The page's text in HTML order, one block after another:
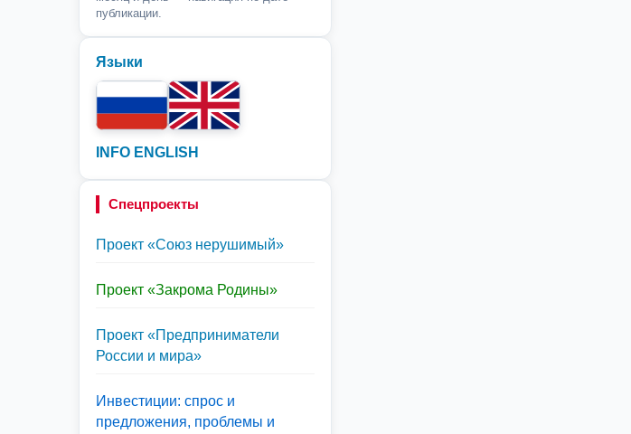
публикации.
Языки
INFO ENGLISH
Спецпроекты
Проект «Союз нерушимый»
Проект «Закрома Родины»
Проект «Предприниматели
России и мира»
Инвестиции: спрос и
предложения, проблемы и